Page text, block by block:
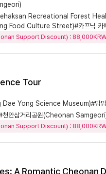
Recreational Forest
Food Culture Street)#카프닉
Support Discount) :
Tour
Dae Yong Science Museum)#맘
천안삼거리공원(Cheonan
Support Discount) :
A Romantic Cheonan